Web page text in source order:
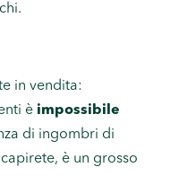
in vendita:
è impossibile
di ingombri di
è un grosso